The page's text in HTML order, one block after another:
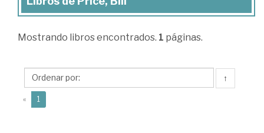
Libros
Price,
Mostrando libros encontrados. 1 páginas.
↑
« 1